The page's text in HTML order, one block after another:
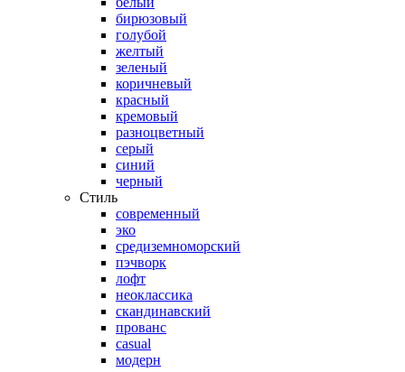
бирюзовый
голубой
желтый
зеленый
коричневый
красный
кремовый
разноцветный
серый
синий
черный
Стиль
современный
эко
средиземноморский
пэчворк
лофт
неоклассика
скандинавский
прованс
casual
модерн